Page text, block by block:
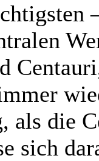
als die
sich